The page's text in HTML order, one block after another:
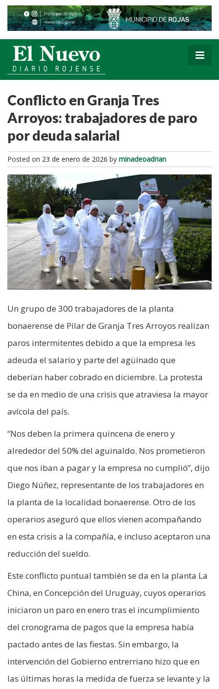
Conflicto en Granja Tres
Arroyos: trabajadores de paro
por deuda salarial
Posted on 23 de enero de 2026 by minadeoadrian
Un grupo de 300 trabajadores de la planta
bonaerense de Pilar de Granja Tres Arroyos realizan
paros intermitentes debido a que la empresa les
adeuda el salario y parte del agüinado que
deberían haber cobrado en diciembre. La protesta
se da en medio de una crisis que atraviesa la mayor
avícola del país.
“Nos deben la primera quincena de enero y
alrededor del 50% del aguinaldo. Nos prometieron
que nos iban a pagar y la empresa no cumplió”, dijo
Diego Núñez, representante de los trabajadores en
la planta de la localidad bonaerense. Otro de los
operarios aseguró que ellos vienen acompañando
en esta crisis a la compañía, e incluso aceptaron una
reducción del sueldo.
Este conflicto puntual también se da en la planta La
China, en Concepción del Uruguay, cuyos operarios
iniciaron un paro en enero tras el incumplimiento
del cronograma de pagos que la empresa había
pactado antes de las fiestas. Sin embargo, la
intervención del Gobierno entrerriano hizo que en
las últimas horas la medida de fuerza se levante y la